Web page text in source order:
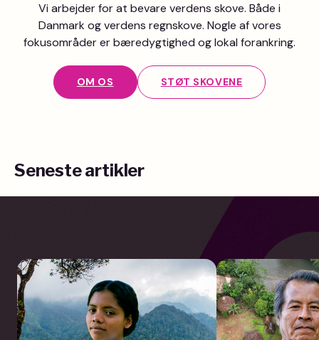
Vi arbejder for at bevare verdens skove. Både i
Danmark og verdens regnskove. Nogle af vores
fokusområder er bæredygtighed og lokal forankring.
OM OS STØT SKOVENE
Seneste artikler